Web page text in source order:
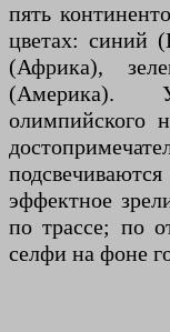
пять
цветах: синий
(Африка),
(Америка).
олимпийского
эффектное
по трассе; по
селфи на фоне